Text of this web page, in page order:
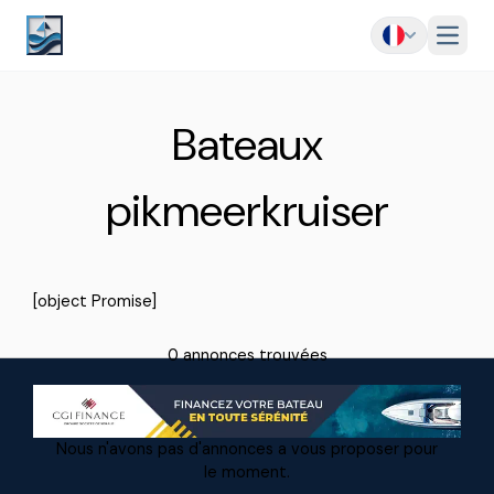
Menu
Bateaux
pikmeerkruiser
[object Promise]
0 annonces trouvées
Nous n'avons pas d'annonces a vous proposer pour
le moment.